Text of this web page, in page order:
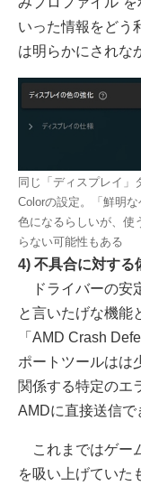
いった情報をどう
は明らかにされな
同じ「ディスプレイ」
Colorの設定。「鮮明
色になるらしいが、使
らない可能性もある
4) 不具合に対する
ドライバーの安
と言いたげな機能
「AMD Crash
ポートツールはは
関係する特定のエ
AMDに直接送信で
これまではゲー
を吸い上げていた